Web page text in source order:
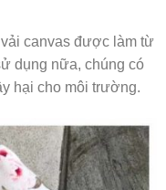
canvas được làm từ
dụng nữa, chúng có
hại cho môi trường.